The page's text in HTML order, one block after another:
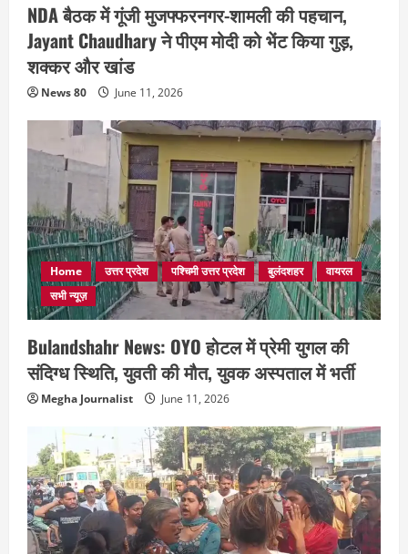
NDA बैठक में गूंजी मुजफ्फरनगर-शामली की पहचान,
Jayant Chaudhary ने पीएम मोदी को भेंट किया गुड़,
शक्कर और खांड
News 80 June 11, 2026
Home उत्तर प्रदेश पश्चिमी उत्तर प्रदेश बुलंदशहर
वायरल
सभी न्यूज़
Bulandshahr News: OYO होटल में प्रेमी युगल की
संदिग्ध स्थिति, युवती की मौत, युवक अस्पताल में भर्ती
Megha Journalist June 11, 2026